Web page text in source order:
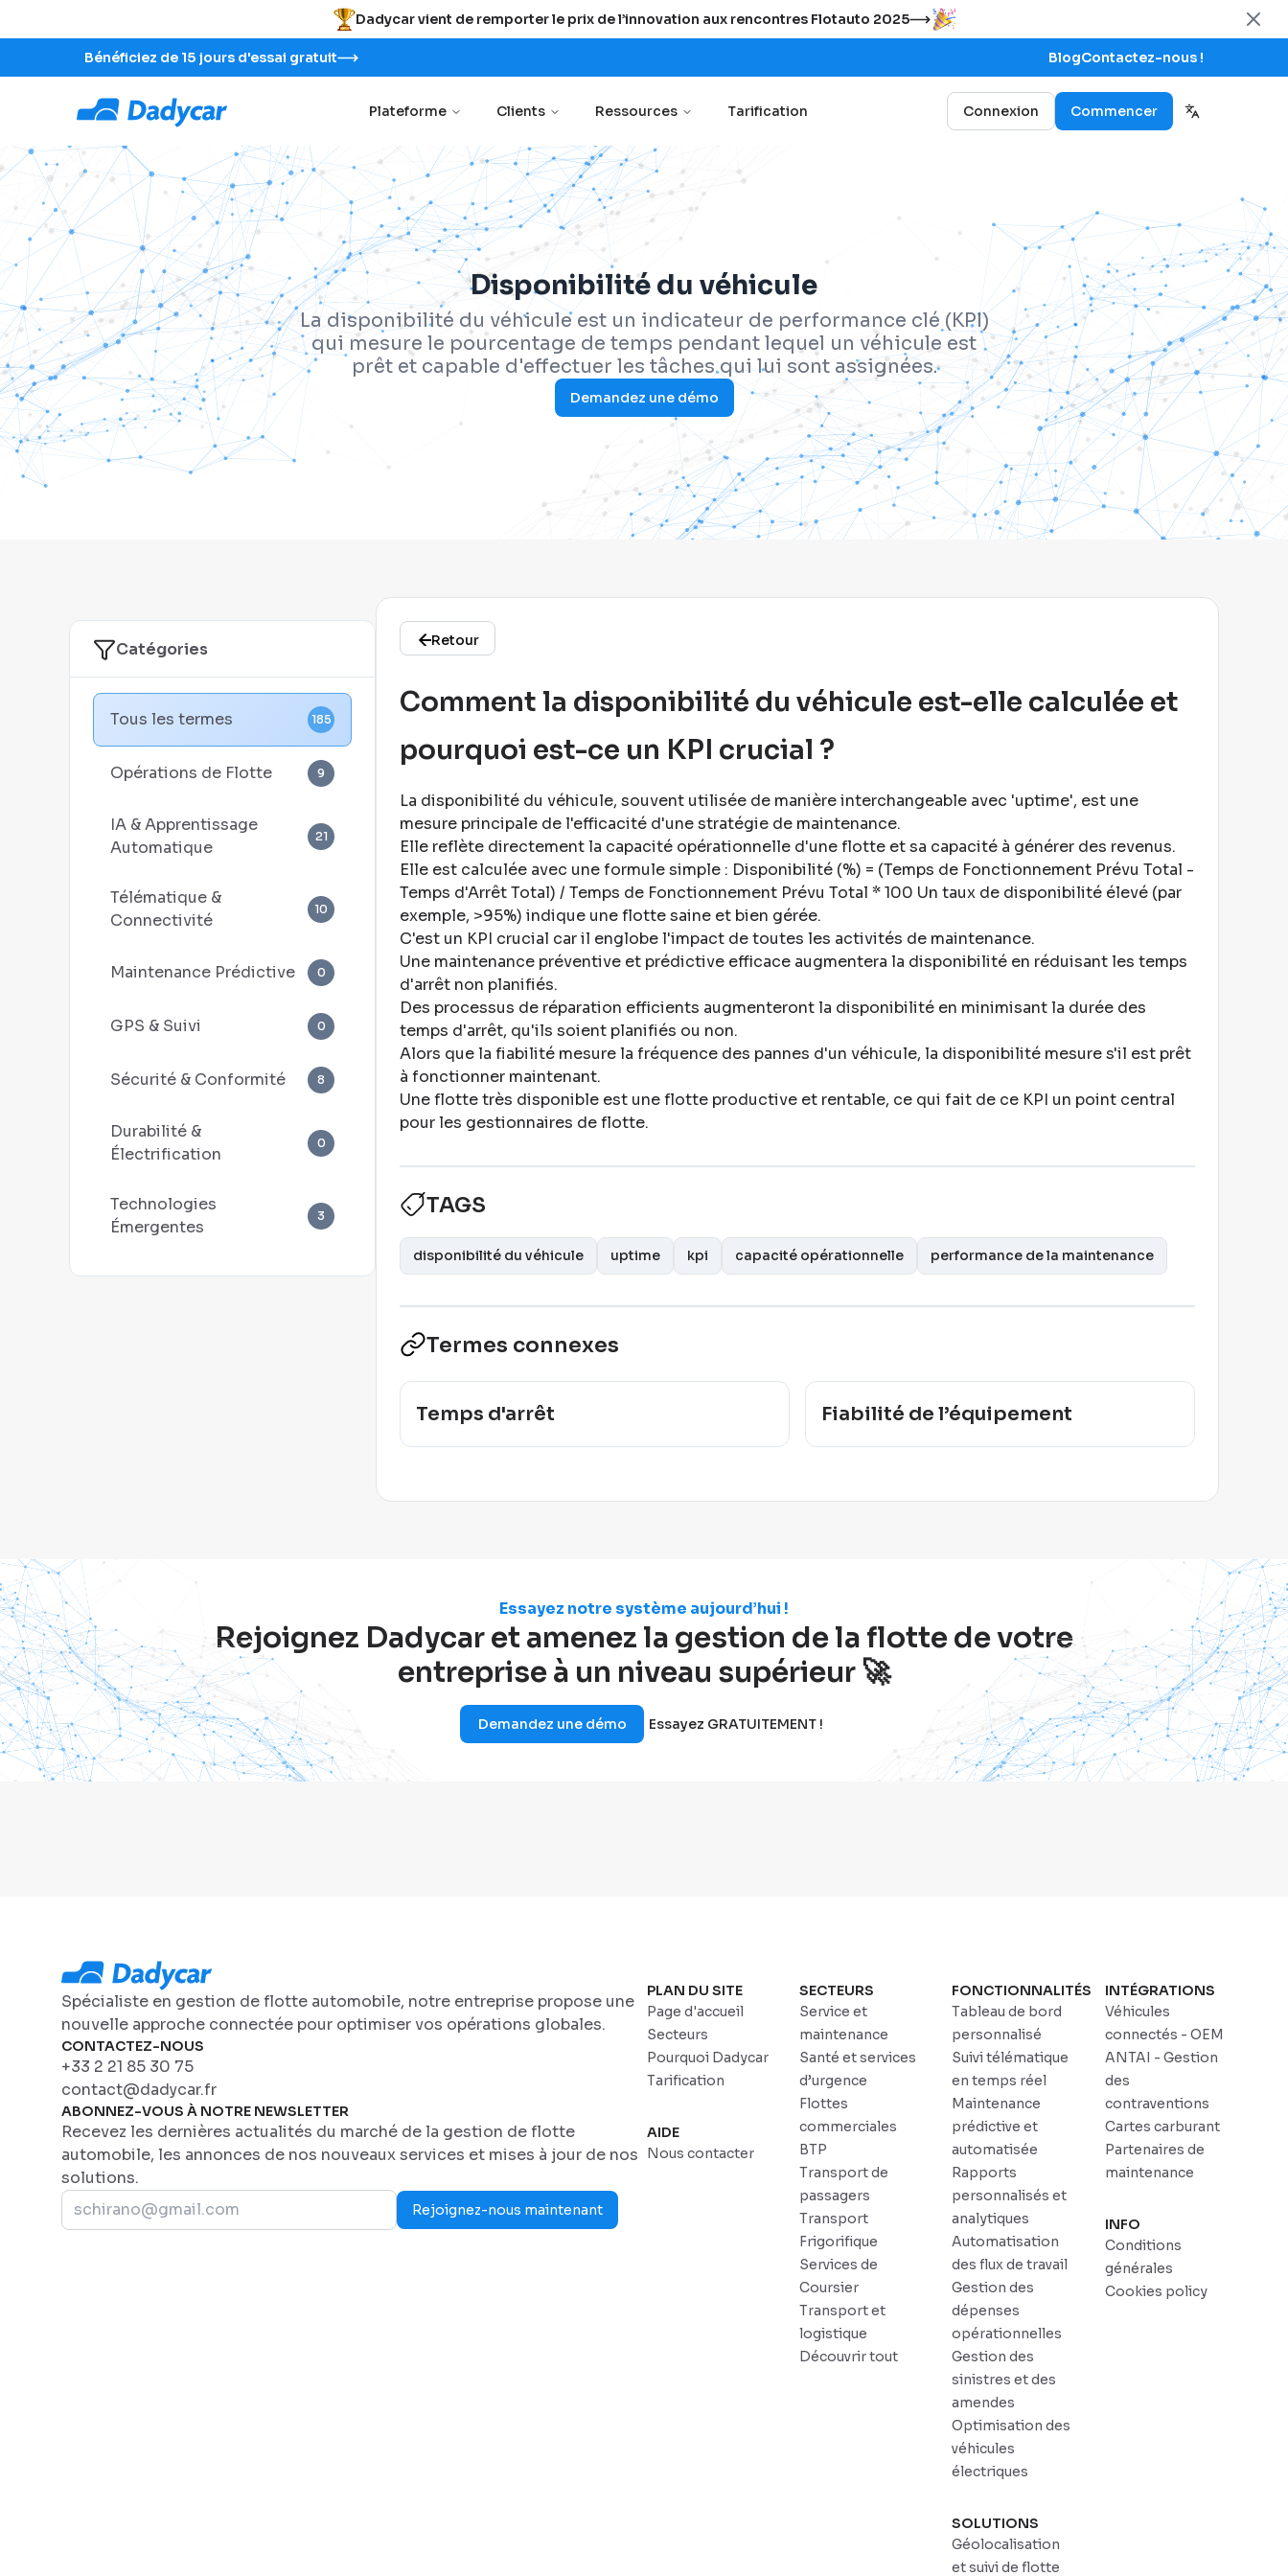
Dadycar vient de remporter le prix de l’innovation aux rencontres Flotauto 2025
Bénéficiez de 15 jours d'essai gratuit BlogContactez-nous !
Plateforme Clients Ressources Tarification Connexion Commencer
Disponibilité du véhicule
La disponibilité du véhicule est un indicateur de performance clé (KPI)
qui mesure le pourcentage de temps pendant lequel un véhicule est
prêt et capable d'effectuer les tâches qui lui sont assignées.
Demandez une démo
Catégories
Tous les termes 185
Opérations de Flotte 9
IA & Apprentissage
Automatique
21
Télématique &
Connectivité
10
Maintenance Prédictive 0
GPS & Suivi 0
Sécurité & Conformité 8
Durabilité &
Électrification
0
Technologies
Émergentes
3
Retour
Comment la disponibilité du véhicule est-elle calculée et
pourquoi est-ce un KPI crucial ?
La disponibilité du véhicule, souvent utilisée de manière interchangeable avec 'uptime', est une
mesure principale de l'efficacité d'une stratégie de maintenance.
Elle reflète directement la capacité opérationnelle d'une flotte et sa capacité à générer des revenus.
Elle est calculée avec une formule simple : Disponibilité (%) = (Temps de Fonctionnement Prévu Total -
Temps d'Arrêt Total) / Temps de Fonctionnement Prévu Total * 100 Un taux de disponibilité élevé (par
exemple, >95%) indique une flotte saine et bien gérée.
C'est un KPI crucial car il englobe l'impact de toutes les activités de maintenance.
Une maintenance préventive et prédictive efficace augmentera la disponibilité en réduisant les temps
d'arrêt non planifiés.
Des processus de réparation efficients augmenteront la disponibilité en minimisant la durée des
temps d'arrêt, qu'ils soient planifiés ou non.
Alors que la fiabilité mesure la fréquence des pannes d'un véhicule, la disponibilité mesure s'il est prêt
à fonctionner maintenant.
Une flotte très disponible est une flotte productive et rentable, ce qui fait de ce KPI un point central
pour les gestionnaires de flotte.
TAGS
disponibilité du véhicule uptime kpi capacité opérationnelle performance de la maintenance
Termes connexes
Temps d'arrêt Fiabilité de l’équipement
Essayez notre système aujourd’hui !
Rejoignez Dadycar et amenez la gestion de la flotte de votre
entreprise à un niveau supérieur 🚀
Demandez une démo Essayez GRATUITEMENT !
Spécialiste en gestion de flotte automobile, notre entreprise propose une
nouvelle approche connectée pour optimiser vos opérations globales.
CONTACTEZ-NOUS
+33 2 21 85 30 75
contact@dadycar.fr
ABONNEZ-VOUS À NOTRE NEWSLETTER
Recevez les dernières actualités du marché de la gestion de flotte
automobile, les annonces de nos nouveaux services et mises à jour de nos
solutions.
Rejoignez-nous maintenant
PLAN DU SITE
Page d'accueil
Secteurs
Pourquoi Dadycar
Tarification
AIDE
Nous contacter
SECTEURS
Service et
maintenance
Santé et services
d’urgence
Flottes
commerciales
BTP
Transport de
passagers
Transport
Frigorifique
Services de
Coursier
Transport et
logistique
Découvrir tout
FONCTIONNALITÉS
Tableau de bord
personnalisé
Suivi télématique
en temps réel
Maintenance
prédictive et
automatisée
Rapports
personnalisés et
analytiques
Automatisation
des flux de travail
Gestion des
dépenses
opérationnelles
Gestion des
sinistres et des
amendes
Optimisation des
véhicules
électriques
SOLUTIONS
Géolocalisation
et suivi de flotte
INTÉGRATIONS
Véhicules
connectés - OEM
ANTAI - Gestion
des
contraventions
Cartes carburant
Partenaires de
maintenance
INFO
Conditions
générales
Cookies policy